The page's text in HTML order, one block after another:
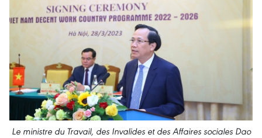
Le ministre du Travail, des Invalides et des Affaires sociales Dao